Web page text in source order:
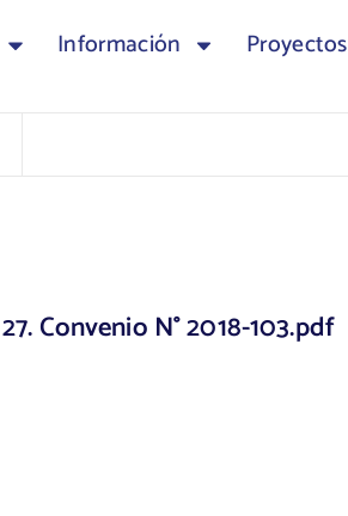
Información Proyectos
Convenio N° 2018-103.pdf